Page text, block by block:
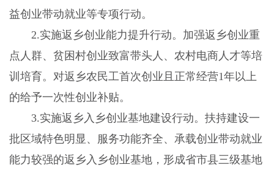
益创业带动就业等专项行动。
2.实施返乡创业能力提升行动。加强返乡创业重
点人群、贫困村创业致富带头人、农村电商人才等培
训培育。对返乡农民工首次创业且正常经营1年以上
的给予一次性创业补贴。
3.实施返乡入乡创业基地建设行动。扶持建设一
批区域特色明显、服务功能齐全、承载创业带动就业
能力较强的返乡入乡创业基地，形成省市县三级基地